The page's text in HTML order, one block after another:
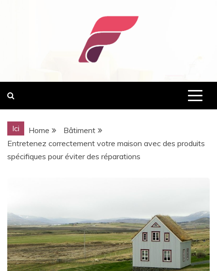
normandie-fnaim.com
Ici Home
Bâtiment
Entretenez correctement votre maison avec des produits
spécifiques pour éviter des réparations